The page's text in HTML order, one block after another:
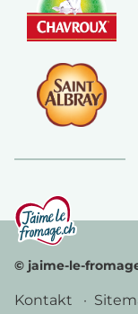
© jaime-le-
Kontakt